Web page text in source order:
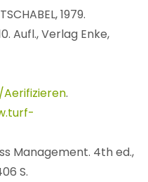
1979.
Aufl., Verlag Enke,
.
Management. 4th ed.,
S.